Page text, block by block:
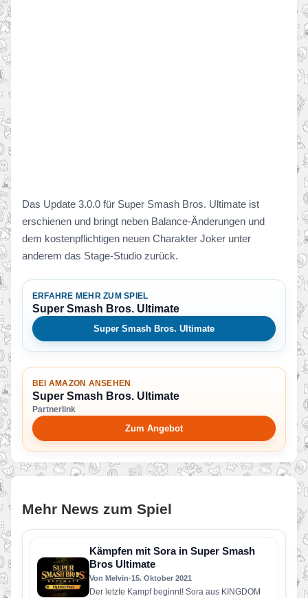
Das Update 3.0.0 für Super Smash Bros. Ultimate ist
erschienen und bringt neben Balance-Änderungen und
dem kostenpflichtigen neuen Charakter Joker unter
anderem das Stage-Studio zurück.
ERFAHRE MEHR ZUM SPIEL
Super Smash Bros. Ultimate
Super Smash Bros. Ultimate
BEI AMAZON ANSEHEN
Super Smash Bros. Ultimate
Partnerlink
Zum Angebot
Mehr News zum Spiel
Kämpfen mit Sora in Super Smash
Bros Ultimate
Von Melvin•15. Oktober 2021
Der letzte Kampf beginnt! Sora aus KINGDOM